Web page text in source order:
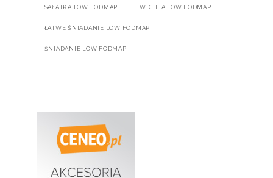
SAŁATKA LOW FODMAP WIGILIA LOW FODMAP
ŁATWE ŚNIADANIE LOW FODMAP
ŚNIADANIE LOW FODMAP